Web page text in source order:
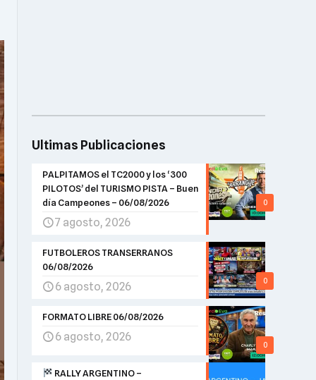
Ultimas Publicaciones
0
PALPITAMOS el TC2000 y los ‘300
PILOTOS’ del TURISMO PISTA – Buen
día Campeones – 06/08/2026
7 agosto, 2026
0
FUTBOLEROS TRANSERRANOS
06/08/2026
6 agosto, 2026
0
FORMATO LIBRE 06/08/2026
6 agosto, 2026
RALLY ARGENTINO –